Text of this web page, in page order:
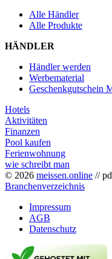
Alle Händler
Alle Produkte
HÄNDLER
Händler werden
Werbematerial
Geschenkgutschein
Hotels
Aktivitäten
Finanzen
Pool kaufen
Ferienwohnung
wie schreibt man
© 2026 meissen.online //
Branchenverzeichnis
Impressum
AGB
Datenschutz